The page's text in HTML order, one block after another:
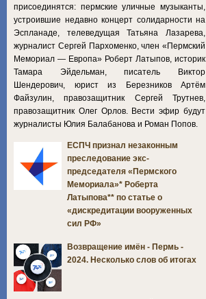
присоединятся: пермские уличные музыканты,
устроившие недавно концерт солидарности на
Эспланаде, телеведущая Татьяна Лазарева,
журналист Сергей Пархоменко, член «Пермский
Мемориал — Европа» Роберт Латыпов, историк
Тамара Эйдельман, писатель Виктор
Шендерович, юрист из Березников Артём
Файзулин, правозащитник Сергей Трутнев,
правозащитник Олег Орлов. Вести эфир будут
журналисты Юлия Балабанова и Роман Попов.
ЕСПЧ признал незаконным
преследование экс-
председателя «Пермского
Мемориала»* Роберта
Латыпова** по статье о
«дискредитации вооруженных
сил РФ»
Возвращение имён - Пермь -
2024. Несколько слов об итогах